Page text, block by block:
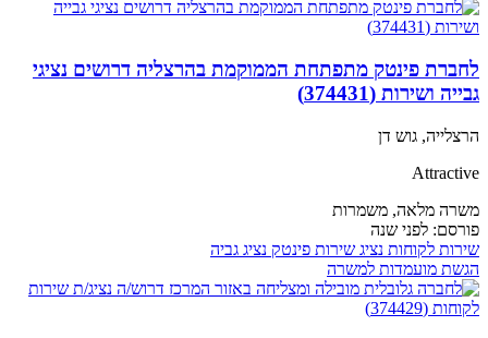
לחברת פינטק מתפתחת הממוקמת בהרצליה דרושים נציגי
גבייה ושירות (374431)
הרצלייה, גוש דן
Attractive
משרה מלאה, משמרות
פורסם: לפני שנה
שירות לקוחות נציג שירות פינטק נציג גביה
הגשת מועמדות למשרה